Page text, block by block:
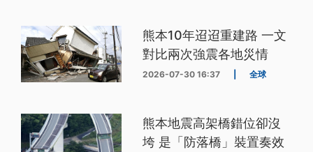
熊本10年迢迢重建路 一文
對比兩次強震各地災情
2026-07-30 16:37 全球
熊本地震高架橋錯位卻沒
垮 是「防落橋」裝置奏效